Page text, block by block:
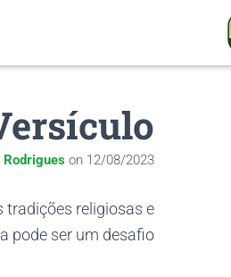
Rodrigues on 12/08/2023
tradições religiosas e
pode ser um desafio.